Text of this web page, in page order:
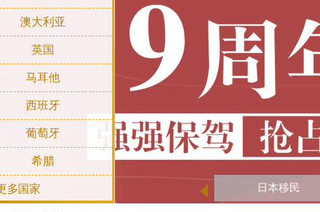
澳大利亚
英国
马耳他
西班牙
葡萄牙
希腊
多国家 日本移民